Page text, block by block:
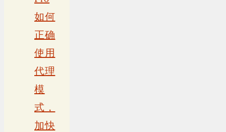
如何
正确
使用
代理
模
式，
加快